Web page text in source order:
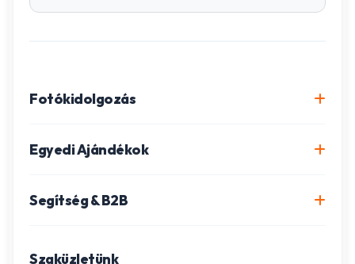
Fotókidolgozás
Igazolványkép készítés
Egyedi Ajándékok
Gravírozott ajándékok
Segítség & B2B
Szaküzletünk